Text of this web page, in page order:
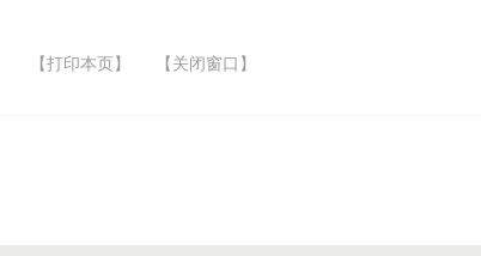
【打印本页】 【关闭窗口】